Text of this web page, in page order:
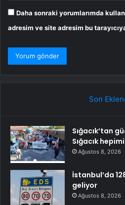
Daha sonraki yorumlarımda
adresim ve site adresim bu
Son
Sığacık’tan
Sığacık
Ağustos 8, 2026
İstanbul’da
geliyor
Ağustos 8, 2026